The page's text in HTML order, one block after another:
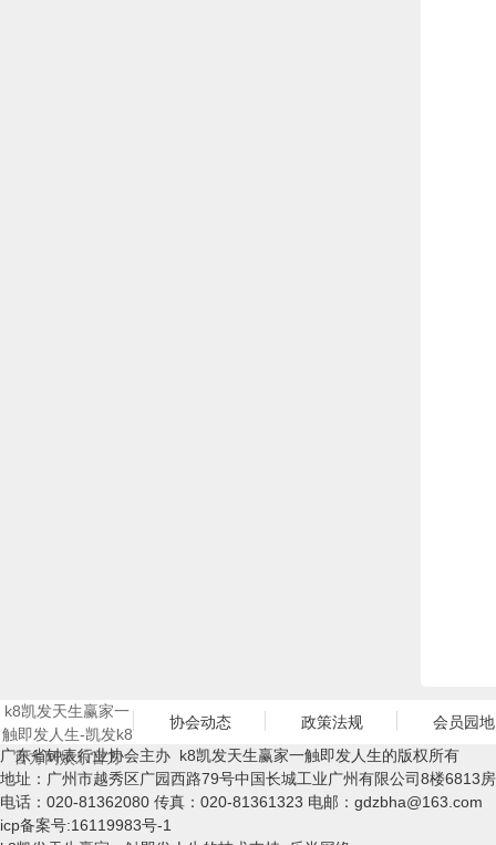
k8凯发天生赢家一
触即发人生-凯发k8
官方网娱乐官方
协会动态 政策法规
会员园地
广东省钟表行业协会主办 k8凯发天生赢家一触即发人生的版权所有
地址：广州市越秀区广园西路79号中国长城工业广州有限公司8楼6813房
电话：020-81362080 传真：020-81361323 电邮： gdzbha@163.com
icp备案号:16119983号-1